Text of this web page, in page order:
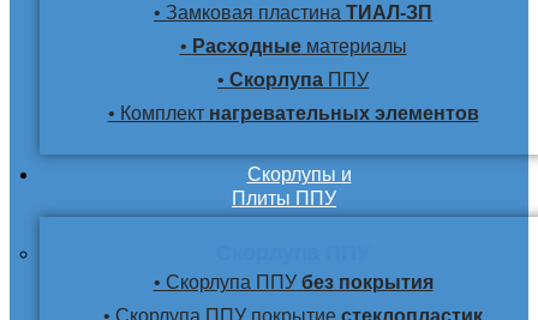
• Замковая пластина ТИАЛ-ЗП
• Расходныематериалы
• Скорлупа ППУ
• Комплектнагревательных элементов
Скорлупы и
Плиты ППУ
• Скорлупа ППУбез покрытия